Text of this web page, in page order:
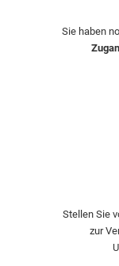
Sie haben
Stellen Sie
zur